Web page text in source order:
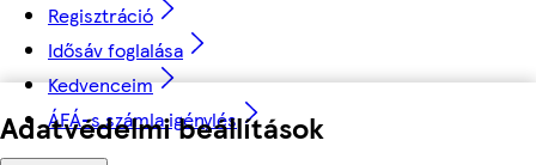
Adatvédelmi beállítások
Regisztráció
Idősáv foglalása
Kedvenceim
ÁFÁ-s számla igénylés